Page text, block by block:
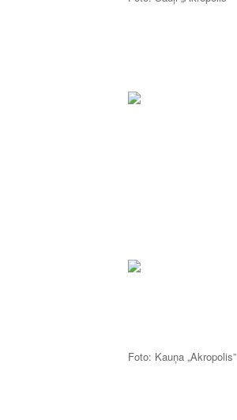
Foto: Kauņa „Akropolis”